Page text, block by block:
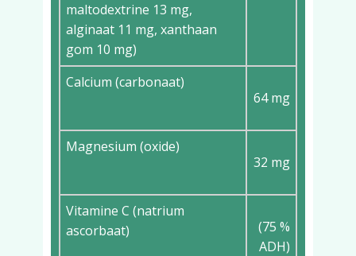
maltodextrine 13 mg,
alginaat 11 mg, xanthaan
gom 10 mg)
Calcium (carbonaat)
64 mg
Magnesium (oxide)
32 mg
Vitamine C (natrium
ascorbaat)
(75 %
ADH)